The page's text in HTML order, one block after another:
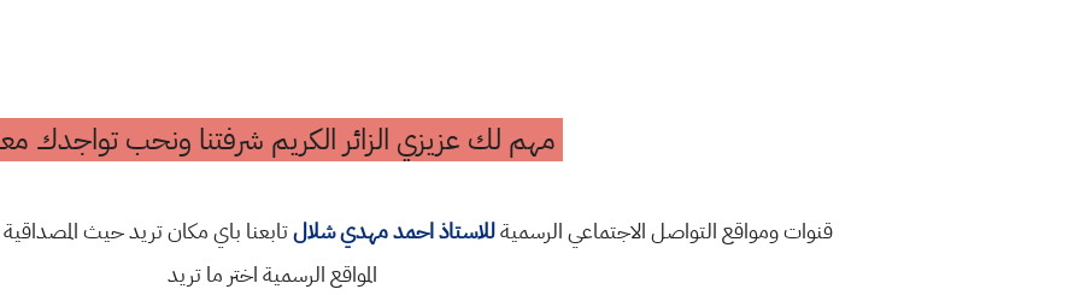
مهم لك عزيزي الزائر الكريم شرفتنا ونحب تواجدك
قنوات ومواقع التواصل الاجتماعي الرسميةللاستاذ احمد مهدي شلالتابعنا باي مكان تريد حيث
المواقع الرسمية اختر ما تريد